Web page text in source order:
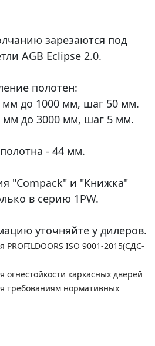
зарезаются под
AGB Eclipse 2.0.
полотен:
до 1000 мм, шаг 50 мм.
мм до 3000 мм, шаг 5 мм.
- 44 мм.
"Compack" и "Книжка"
в серию 1PW.
уточняйте у дилеров.
PROFILDOORS ISO 9001-2015(СДС-
огнестойкости каркасных дверей
требованиям нормативных